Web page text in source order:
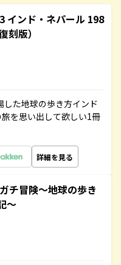
インド・ネパール 198
刻版）
た地球の歩き方インド
を思い出して欲しい1冊
詳細を見る
チ冒険～地球の歩き
～